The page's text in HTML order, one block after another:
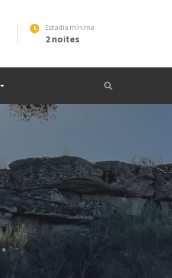
Estadia mínima
2 noites